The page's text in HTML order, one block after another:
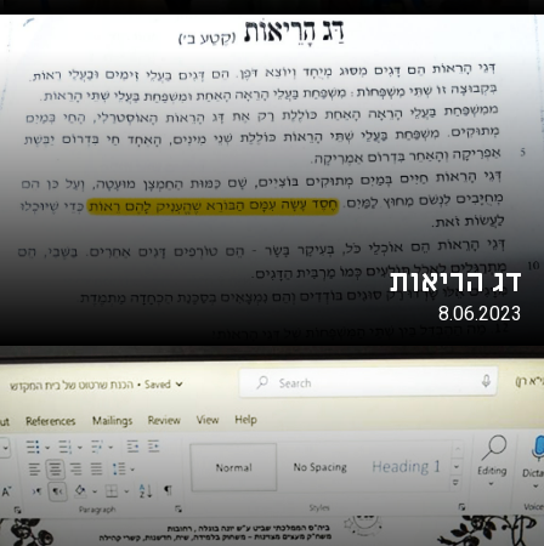
דג הריאות
8.06.2023